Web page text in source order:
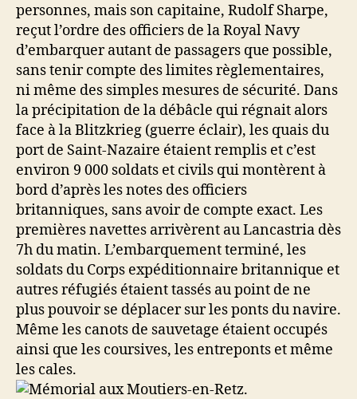
personnes, mais son capitaine, Rudolf Sharpe,
reçut l’ordre des officiers de la Royal Navy
d’embarquer autant de passagers que possible,
sans tenir compte des limites règlementaires,
ni même des simples mesures de sécurité. Dans
la précipitation de la débâcle qui régnait alors
face à la Blitzkrieg (guerre éclair), les quais du
port de Saint-Nazaire étaient remplis et c’est
environ 9 000 soldats et civils qui montèrent à
bord d’après les notes des officiers
britanniques, sans avoir de compte exact. Les
premières navettes arrivèrent au Lancastria dès
7h du matin. L’embarquement terminé, les
soldats du Corps expéditionnaire britannique et
autres réfugiés étaient tassés au point de ne
plus pouvoir se déplacer sur les ponts du navire.
Même les canots de sauvetage étaient occupés
ainsi que les coursives, les entreponts et même
les cales.